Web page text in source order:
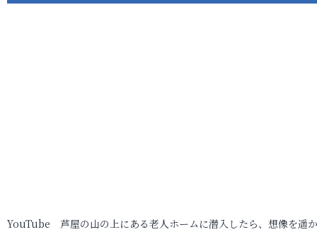
YouTube 芦屋の山の上にある老人ホームに潜入したら、想像を遥